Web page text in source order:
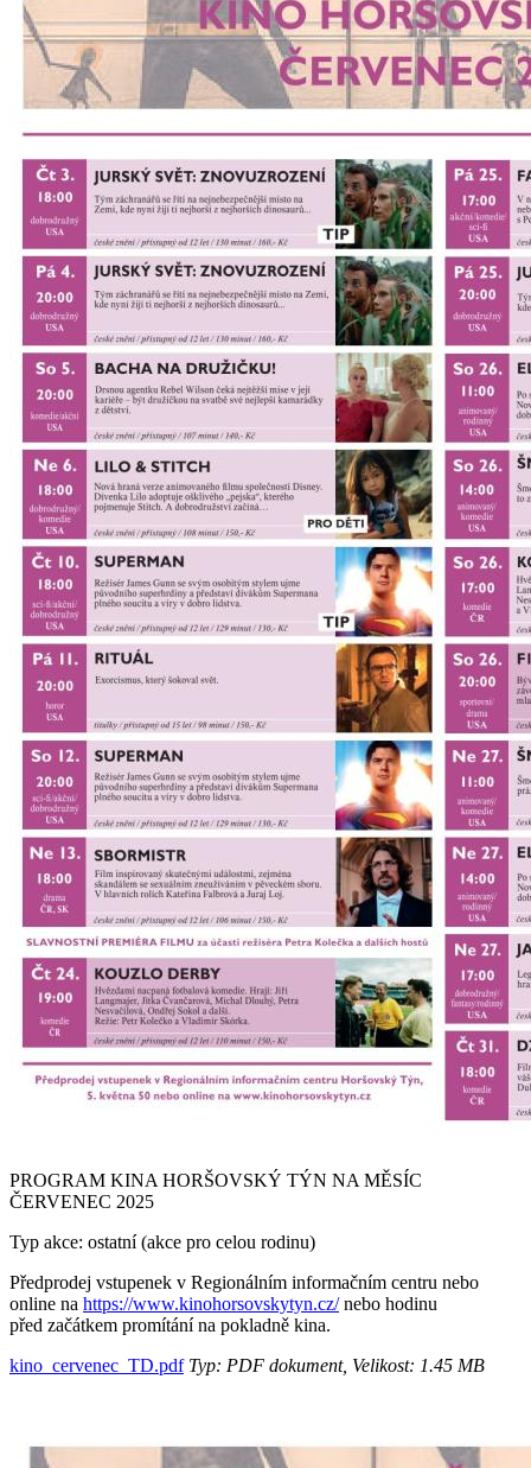
PROGRAM KINA HORŠOVSKÝ TÝN NA MĚSÍC
ČERVENEC 2025
Typ akce: ostatní (akce pro celou rodinu)
Předprodej vstupenek v Regionálním informačním centru nebo
online na https://www.kinohorsovskytyn.cz/nebo hodinu
před začátkem promítání na pokladně kina.
kino_cervenec_TD.pdfTyp: PDF dokument, Velikost: 1.45 MB